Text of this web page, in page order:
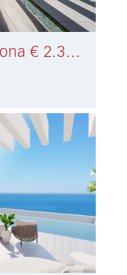
Appartement Estepona € 2.395.000,-